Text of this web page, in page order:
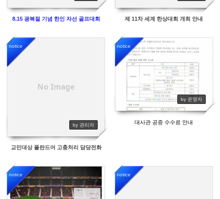
8.15 광복절 기념 한인 자선 골프대회 제 11차 세계 한상대회 개최 안내
No Image
notice
by 관리자
교민대상 폴란드어 고충처리 담당전화
notice
by 운영자
15690
대사관 공증 수수료 안내
notice
14842
notice